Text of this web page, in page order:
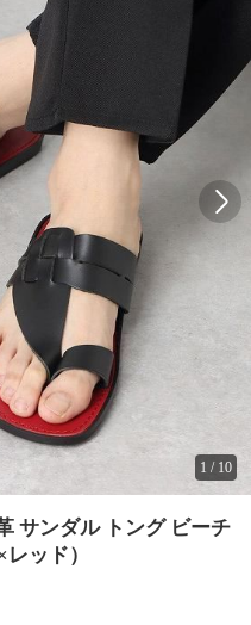
1 / 10
サンダル トング ビーチ
ッド）